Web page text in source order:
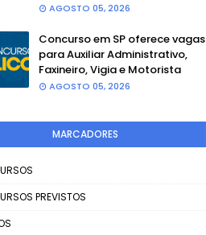
AGOSTO 05, 2026
Concurso em SP oferece vagas
para Auxiliar Administrativo,
Faxineiro, Vigia e Motorista
AGOSTO 05, 2026
MARCADORES
PREVISTOS